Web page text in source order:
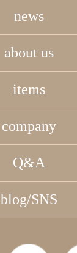
news
about us
items
company
Q&A
blog/SNS